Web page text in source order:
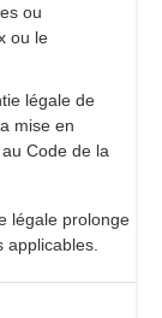
car
avec le
réduit.
conique,
son
imparfaite ou
ou
ou le
légale de
mise en
Code de la
légale prolonge